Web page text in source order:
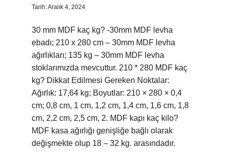
Tarih: Aralık 4, 2024
30 mm MDF kaç kg? -30mm MDF levha
ebadı; 210 x 280 cm – 30mm MDF levha
ağırlıkları; 135 kg – 30mm MDF levha
stoklarımızda mevcuttur. 210 * 280 MDF kaç
kg? Dikkat Edilmesi Gereken Noktalar:
Ağırlık: 17,64 kg; Boyutlar: 210 × 280 × 0,4
cm; 0,8 cm, 1 cm, 1,2 cm, 1,4 cm, 1,6 cm, 1,8
cm, 2,2 cm, 2,5 cm, 2. MDF kapı kaç kilo?
MDF kasa ağırlığı genişliğe bağlı olarak
değişmekte olup 18 – 32 kg. arasındadır.